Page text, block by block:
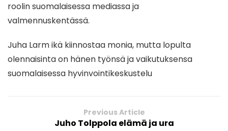
roolin suomalaisessa mediassa ja
valmennuskentässä.
Juha Larm ikä kiinnostaa monia, mutta lopulta
olennaisinta on hänen työnsä ja vaikutuksensa
suomalaisessa hyvinvointikeskustelu
Previous Article
Juho Tolppola elämä ja ura